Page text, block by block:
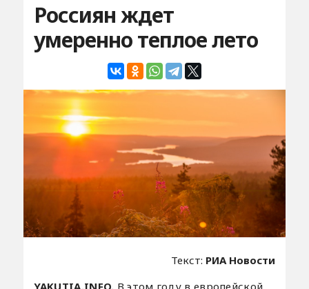
Россиян ждет
умеренно теплое лето
Текст: РИА Новости